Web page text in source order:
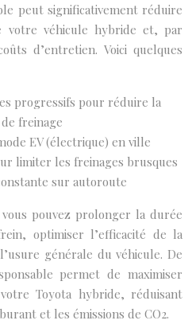
peut significativement réduire
votre véhicule hybride et, par
d’entretien. Voici quelques
progressifs pour réduire la
freinage
EV (électrique) en ville
limiter les freinages brusques
sur autoroute
pouvez prolonger la durée
optimiser l’efficacité de la
générale du véhicule. De
permet de maximiser
Toyota hybride, réduisant
et les émissions de CO2.